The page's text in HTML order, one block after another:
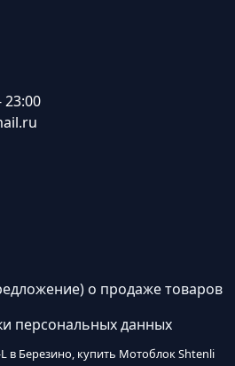
23:00
о продаже товаров
персональных данных
в Березино, купить Мотоблок Shtenli